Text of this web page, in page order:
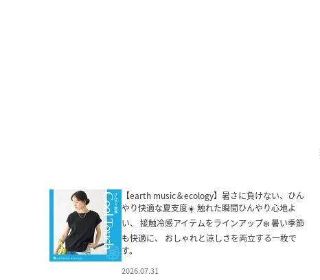
【earth music＆ecology】暑さに負けない、ひん
やり快適な夏支度☀️ 触れた瞬間ひんやり心地よ
い、 接触冷感アイテムをラインアップ❄️ 暑い季節
も快適に、 おしゃれと涼しさを両立する一枚で
す。
2026.07.31